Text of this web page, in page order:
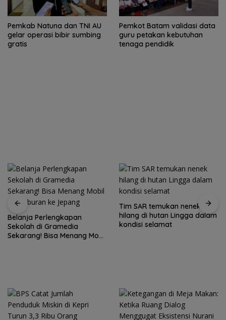
Pemkab Natuna dan TNI AU
gelar operasi bibir sumbing
gratis
Pemkot Batam validasi data
guru petakan kebutuhan
tenaga pendidik
Belanja Perlengkapan
Sekolah di Gramedia
Sekarang! Bisa Menang Mobil
Tim SAR temukan nenek
hilang di hutan Lingga dalam
kondisi selamat